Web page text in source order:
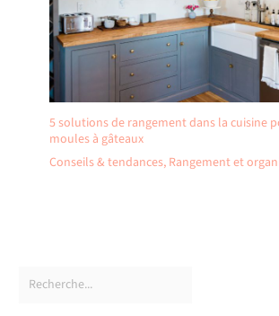
5 solutions de rangement dans la cuisine
moules à gâteaux
Conseils & tendances, Rangement et